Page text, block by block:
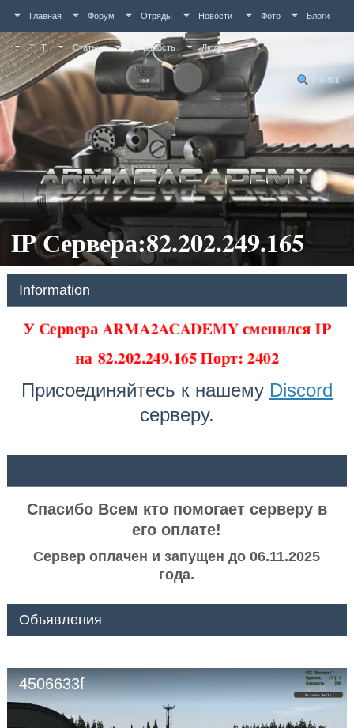
Главная Форум Отряды Новости Фото Блоги
ТНТ Статьи Активность Люди
Поиск
IP Сервера:82.202.249.165
Information
У Сервера ARMA2ACADEMY сменился IP
на 82.202.249.165 Порт: 2402
Присоединяйтесь к нашему Discord
серверу.
Спасибо Всем кто помогает серверу в
его оплате!
Сервер оплачен и запущен до 06.11.2025
года.
Объявления
4506633f